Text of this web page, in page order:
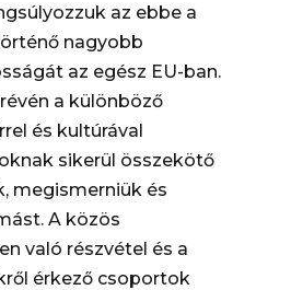
az ebbe a
nagyobb
az egész EU-ban.
a különböző
és kultúrával
sikerül összekötő
megismerniük és
A közös
való részvétel és a
érkező csoportok